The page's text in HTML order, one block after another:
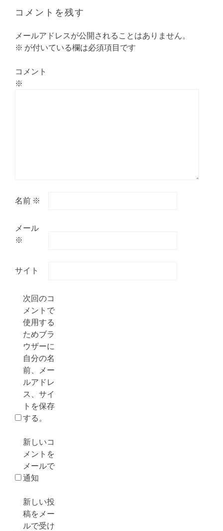
シ
ン
コメントを残す
メールアドレスが公開されることはありません。
※ が付いている欄は必須項目です
コメント
※
名前 ※
メール
※
サイト
次回のコ
メントで
使用する
ためブラ
ウザーに
自分の名
前、メー
ルアドレ
ス、サイ
トを保存
する。
新しいコ
メントを
メールで
通知
新しい投
稿をメー
ルで受け